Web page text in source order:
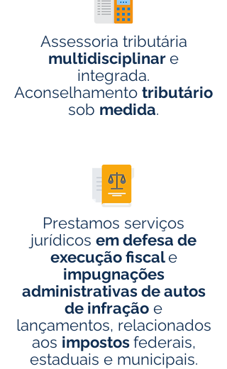
Assessoria tributária
multidisciplinare
integrada.
Aconselhamento tributário
sob medida.
Prestamos serviços
jurídicos em defesa de
execução fiscale
impugnações
administrativas de autos
de infração e
lançamentos, relacionados
aos impostosfederais,
estaduais e municipais.